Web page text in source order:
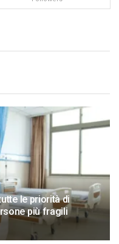
le priorità di
più fragili